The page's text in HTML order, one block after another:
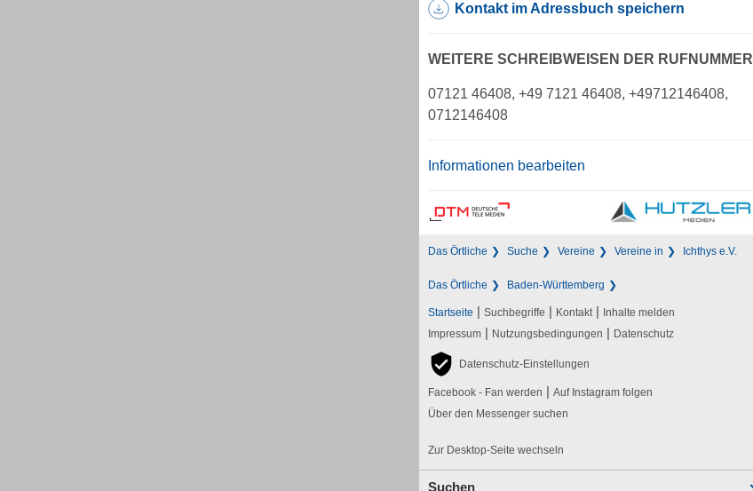
Kontakt im Adressbuch speichern
WEITERE SCHREIBWEISEN DER RUFNUMMER
07121 46408, +49 7121 46408, +49712146408,
0712146408
Informationen bearbeiten
Das Örtliche Suche Vereine Vereine in Ichthys e.V.
Das Örtliche Baden-Württemberg
Startseite | Suchbegriffe | Kontakt | Inhalte melden
Impressum | Nutzungsbedingungen | Datenschutz
Datenschutz-Einstellungen
Facebook - Fan werden | Auf Instagram folgen
Über den Messenger suchen
Zur Desktop-Seite wechseln
Suchen